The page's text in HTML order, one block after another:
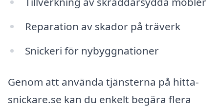
Reparation av skador på träverk
Snickeri för nybyggnationer
Genom att använda tjänsterna på hitta-
snickare.se kan du enkelt begära flera